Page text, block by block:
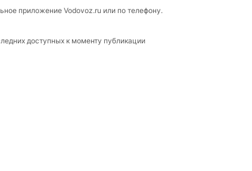
приложение Vodovoz.ru или по телефону.
доступных к моменту публикации